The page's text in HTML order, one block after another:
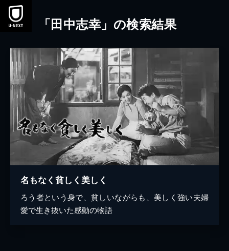
本文へスキップ
「田中志幸」の検索結果
名もなく貧しく美しく
ろう者という身で、貧しいながらも、美しく強い夫婦
愛で生き抜いた感動の物語